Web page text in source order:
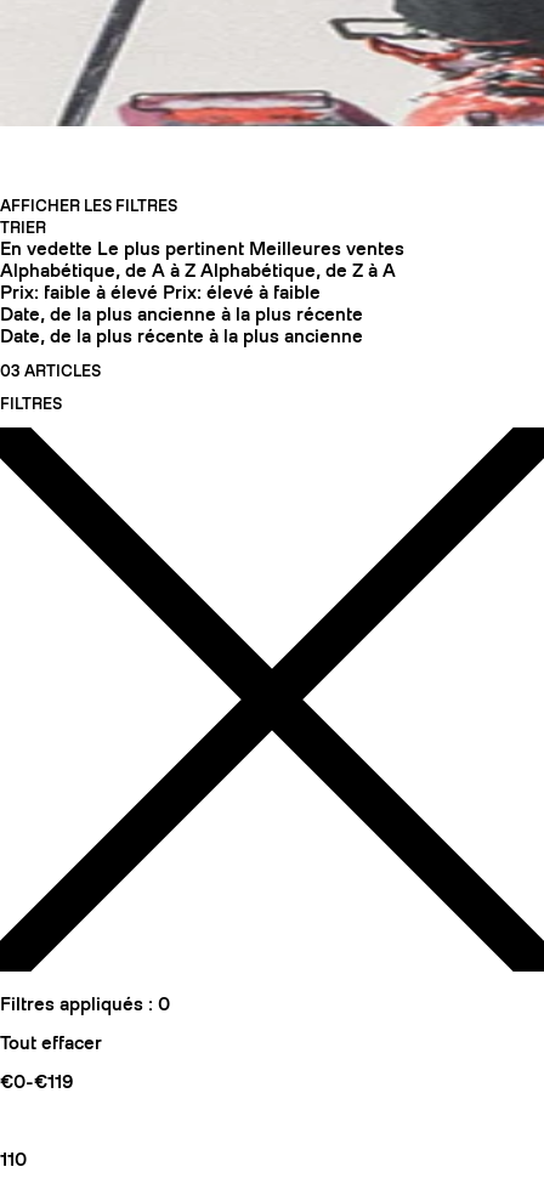
AFFICHER LES FILTRES
TRIER
En vedette Le plus pertinent Meilleures ventes
Alphabétique, de A à Z Alphabétique, de Z à A
Prix: faible à élevé Prix: élevé à faible
Date, de la plus ancienne à la plus récente
Date, de la plus récente à la plus ancienne
03 ARTICLES
FILTRES
Filtres appliqués : 0
Tout effacer
€0-€119
110